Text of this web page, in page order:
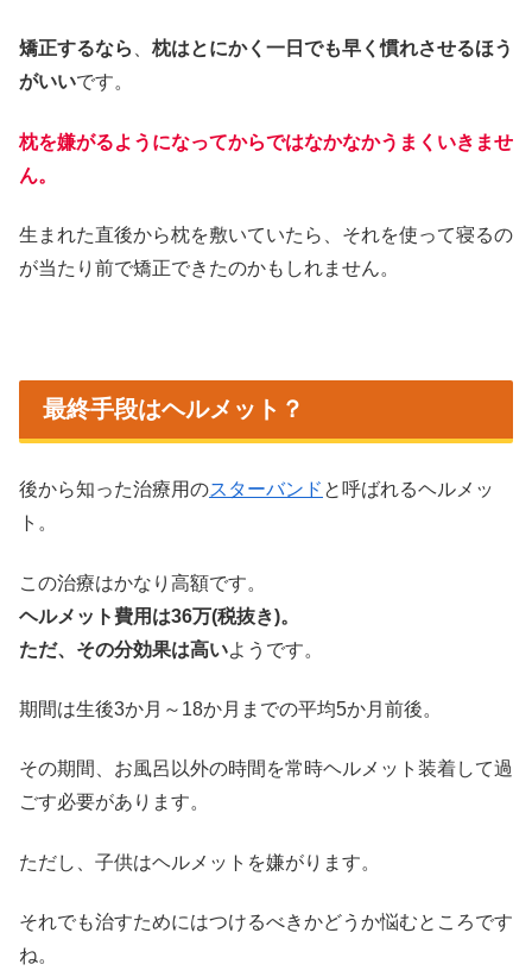
矯正するなら
枕はとにかく一日でも早く慣れさせるほう
がいいです。
枕を嫌がるようになってからではなかなかうまくいきませ
ん。
生まれた直後から枕を敷いていたら、それを使って寝るの
が当たり前で矯正できたのかもしれません。
最終手段はヘルメット？
後から知った治療用のスターバンド と呼ばれるヘルメッ
ト。
この治療はかなり高額です。
ヘルメット費用は36万(税抜き)。
ただ、その分効果は高いようです。
期間は生後3か月～18か月までの平均5か月前後。
その期間、お風呂以外の時間を常時ヘルメット装着して過
ごす必要があります。
ただし、子供はヘルメットを嫌がります。
それでも治すためにはつけるべきかどうか悩むところです
ね。